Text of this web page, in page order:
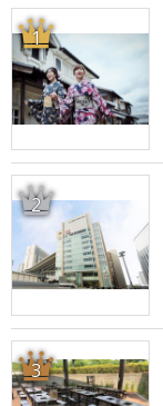
1
2
3